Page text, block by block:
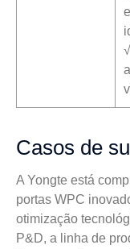
Casos de
A Yongte está
portas WPC
otimização
P&D, a linha de